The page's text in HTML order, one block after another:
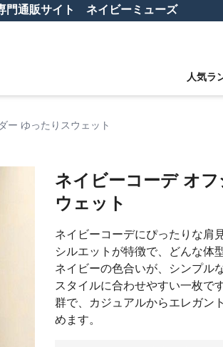
門通販サイト ネイビーミューズ
人気ラ
ー ゆったりスウェット
ネイビーコーデ オ
ウェット
ネイビーコーデにぴったりな肩
シルエットが特徴で、どんな体
ネイビーの色合いが、シンプル
スタイルに合わせやすい一枚で
群で、カジュアルからエレガン
めます。